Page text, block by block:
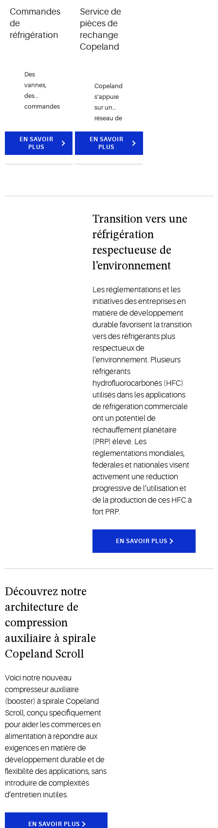
et
électroniques
choix de
groupes
compresseur-
condenseur
chaîne du
Commandes
de
réfrigération
Des
vannes,
des
commandes
de
protection
EN SAVOIR
PLUS
Service de
pièces de
rechange
Copeland
Copeland
s’appuie
sur un
réseau de
en
réfrigération
EN SAVOIR
PLUS
Transition vers une
réfrigération
respectueuse de
l’environnement
Les réglementations et les
initiatives des entreprises en
matière de développement
durable favorisent la transition
vers des réfrigérants plus
respectueux de
l’environnement. Plusieurs
réfrigérants
hydrofluorocarbonés (HFC)
utilisés dans les applications
de réfrigération commerciale
ont un potentiel de
réchauffement planétaire
(PRP) élevé. Les
réglementations mondiales,
fédérales et nationales visent
activement une réduction
progressive de l’utilisation et
de la production de ces HFC à
fort PRP.
EN SAVOIR PLUS
Découvrez notre
architecture de
compression
auxiliaire à spirale
Copeland Scroll
Voici notre nouveau
compresseur auxiliaire
(booster) à spirale Copeland
Scroll, conçu spécifiquement
pour aider les commerces en
alimentation à répondre aux
exigences en matière de
développement durable et de
flexibilité des applications, sans
introduire de complexités
d’entretien inutiles.
EN SAVOIR PLUS